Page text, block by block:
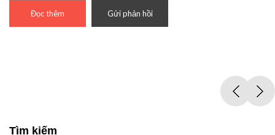
Đọc thêm Gửi phản hồi
Tìm kiếm